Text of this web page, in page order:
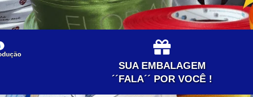
SUA EMBALAGEM
´´FALA´´ POR VOCÊ !